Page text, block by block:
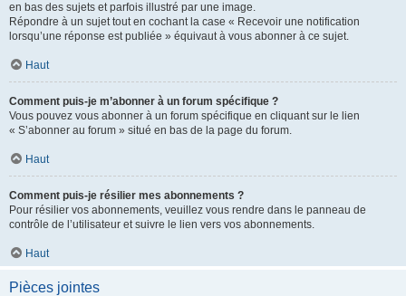
en bas des sujets et parfois illustré par une image.
Répondre à un sujet tout en cochant la case « Recevoir une notification
lorsqu’une réponse est publiée » équivaut à vous abonner à ce sujet.
Haut
Comment puis-je m’abonner à un forum spécifique ?
Vous pouvez vous abonner à un forum spécifique en cliquant sur le lien
« S’abonner au forum » situé en bas de la page du forum.
Haut
Comment puis-je résilier mes abonnements ?
Pour résilier vos abonnements, veuillez vous rendre dans le panneau de
contrôle de l’utilisateur et suivre le lien vers vos abonnements.
Haut
Pièces jointes